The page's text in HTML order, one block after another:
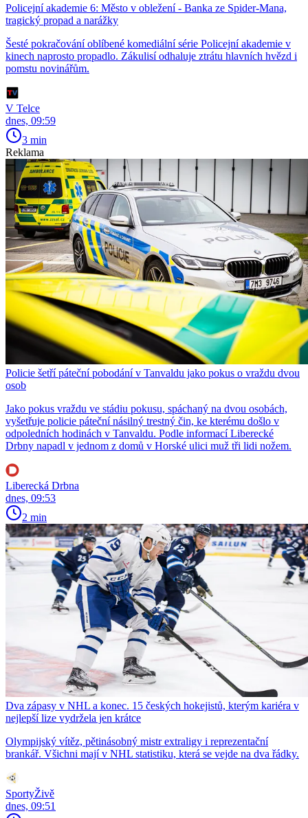
Policejní akademie 6: Město v obležení - Banka ze Spider-Mana,
tragický propad a narážky
Šesté pokračování oblíbené komediální série Policejní akademie v
kinech naprosto propadlo. Zákulisí odhaluje ztrátu hlavních hvězd i
pomstu novinářům.
V Telce
dnes, 09:59
3 min
Reklama
Policie šetří páteční pobodání v Tanvaldu jako pokus o vraždu dvou
osob
Jako pokus vraždu ve stádiu pokusu, spáchaný na dvou osobách,
vyšetřuje policie páteční násilný trestný čin, ke kterému došlo v
odpoledních hodinách v Tanvaldu. Podle informací Liberecké
Drbny napadl v jednom z domů v Horské ulici muž tři lidi nožem.
Liberecká Drbna
dnes, 09:53
2 min
Dva zápasy v NHL a konec. 15 českých hokejistů, kterým kariéra v
nejlepší lize vydržela jen krátce
Olympijský vítěz, pětinásobný mistr extraligy i reprezentační
brankář. Všichni mají v NHL statistiku, která se vejde na dva řádky.
SportyŽivě
dnes, 09:51